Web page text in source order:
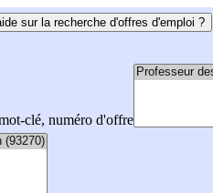
sur la recherche d'offres d'emploi ?
clé, numéro d'offre